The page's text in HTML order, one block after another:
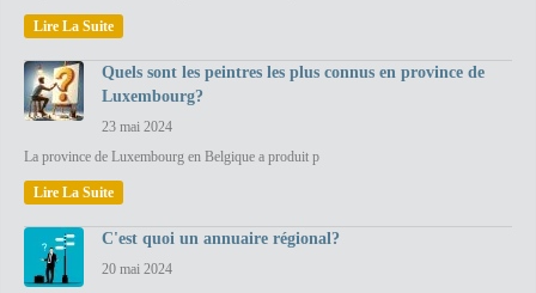
Lire La Suite
Quels sont les peintres les plus connus en province de
Luxembourg?
23 mai 2024
La province de Luxembourg en Belgique a produit p
Lire La Suite
C'est quoi un annuaire régional?
20 mai 2024